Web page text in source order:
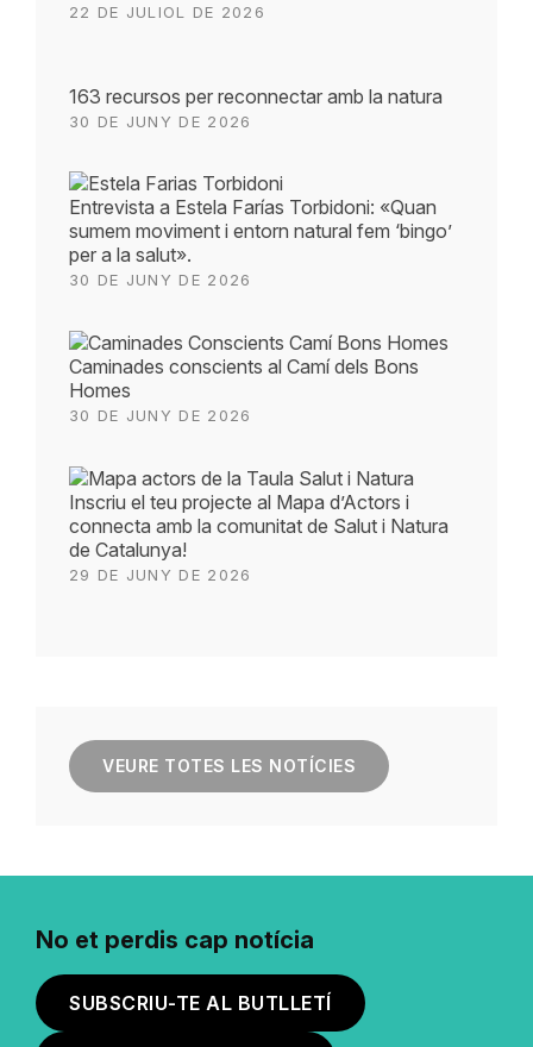
22 DE JULIOL DE 2026
163 recursos per reconnectar amb la natura
30 DE JUNY DE 2026
Entrevista a Estela Farías Torbidoni: «Quan
sumem moviment i entorn natural fem ‘bingo’
per a la salut».
30 DE JUNY DE 2026
Caminades conscients al Camí dels Bons
Homes
30 DE JUNY DE 2026
Inscriu el teu projecte al Mapa d’Actors i
connecta amb la comunitat de Salut i Natura
de Catalunya!
29 DE JUNY DE 2026
VEURE TOTES LES NOTÍCIES
No et perdis cap notícia
SUBSCRIU-TE AL BUTLLETÍ